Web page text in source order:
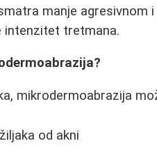
manje agresivnom
intenzitet tretmana.
mikrodermoabrazija
od akni